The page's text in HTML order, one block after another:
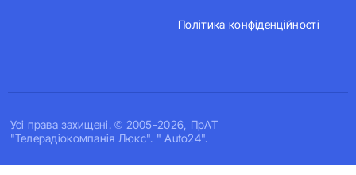
Усi права захищенi. © 2005-2026, ПрАТ
"Телерадіокомпанія Люкс". " Auto24".
Політика конфіденційності